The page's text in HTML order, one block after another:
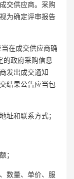
交供应商。采购
为确定评审报告
在成交供应商确
的政府采购信息
发出成交通知
结果公告应当包
址和联系方式；
；
数量、单价、服